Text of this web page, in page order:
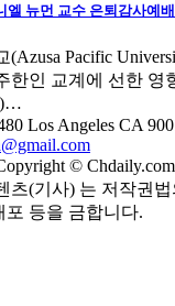
뉴먼 교수 은퇴감사예배
Pacific
한인 교계에 선한 영
Los Angeles CA
©
츠(기사) 는 저작권
등을 금합니다.